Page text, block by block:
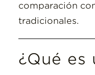
comparación
tradicionales.
¿Qué es